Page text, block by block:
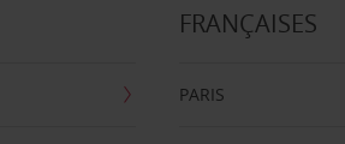
FRANÇAISES
PARIS